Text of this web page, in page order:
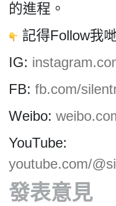
©
Silent
For
All
reserved.
的進程。
記得Follow我
IG:
FB: fb.com/
Weibo:
YouTube:
youtube.com/
發表意見